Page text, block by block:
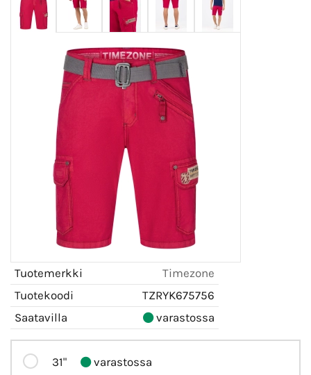
Tuotemerkki
Timezone
Tuotekoodi
TZRYK675756
Saatavilla
varastossa
31" varastossa